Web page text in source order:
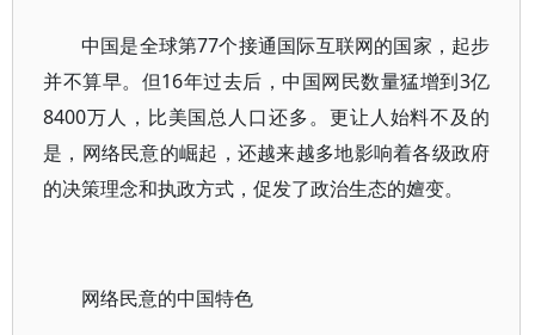
中国是全球第77个接通国际互联网的国家，起步
并不算早。但16年过去后，中国网民数量猛增到3亿
8400万人，比美国总人口还多。更让人始料不及的
是，网络民意的崛起，还越来越多地影响着各级政府
的决策理念和执政方式，促发了政治生态的嬗变。
网络民意的中国特色